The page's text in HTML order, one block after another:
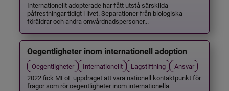
Internationellt adopterade har fått utstå särskilda
påfrestningar tidigt i livet. Separationer från biologiska
föräldrar och andra omvårdnadspersoner...
Oegentligheter inom internationell adoption
Oegentligheter Internationellt Lagstiftning
Ansvar
2022 fick MFoF uppdraget att vara nationell kontaktpunkt för
frågor som rör oegentligheter inom internationella